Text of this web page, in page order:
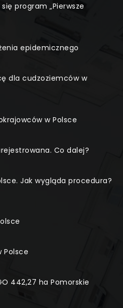
program „Pierwsze
epidemicznego
dla cudzoziemców w
w Polsce
Co dalej?
Jak wygląda procedura?
Polsce
442,27 ha Pomorskie